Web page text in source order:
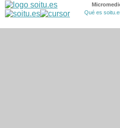
Qué es